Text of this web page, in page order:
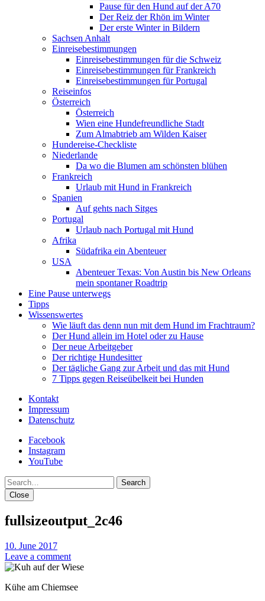
Pause für den Hund auf der A70
Der Reiz der Rhön im Winter
Der erste Winter in Bildern
Sachsen Anhalt
Einreisebestimmungen
Einreisebestimmungen für die Schweiz
Einreisebestimmungen für Frankreich
Einreisebestimmungen für Portugal
Reiseinfos
Österreich
Österreich
Wien eine Hundefreundliche Stadt
Zum Almabtrieb am Wilden Kaiser
Hundereise-Checkliste
Niederlande
Da wo die Blumen am schönsten blühen
Frankreich
Urlaub mit Hund in Frankreich
Spanien
Auf gehts nach Sitges
Portugal
Urlaub nach Portugal mit Hund
Afrika
Südafrika ein Abenteuer
USA
Abenteuer Texas: Von Austin bis New Orleans
mein spontaner Roadtrip
Eine Pause unterwegs
Tipps
Wissenswertes
Wie läuft das denn nun mit dem Hund im Frachtraum?
Der Hund allein im Hotel oder zu Hause
Der neue Arbeitgeber
Der richtige Hundesitter
Der tägliche Gang zur Arbeit und das mit Hund
7 Tipps gegen Reiseübelkeit bei Hunden
Kontakt
Impressum
Datenschutz
Facebook
Instagram
YouTube
Search
Close
fullsizeoutput_2c46
10. June 2017
Leave a comment
Kühe am Chiemsee